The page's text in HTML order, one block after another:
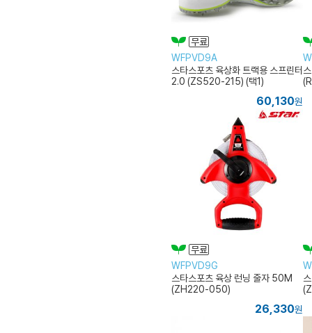
WFPVD9A
스타스포츠 육상화 트랙용 스프린터
2.0 (ZS520-215) (택1)
60,130원
WFPVD9G
스타스포츠 육상 런닝 줄자 50M
(ZH220-050)
26,330원